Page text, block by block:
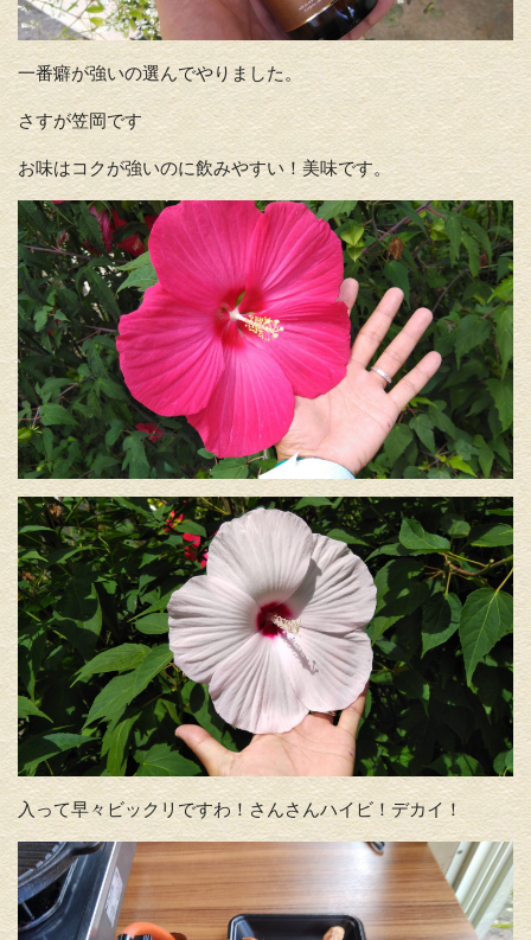
一番癖が強いの選んでやりました。
さすが笠岡です
お味はコクが強いのに飲みやすい！美味です。
入って早々ビックリですわ！さんさんハイビ！デカイ！